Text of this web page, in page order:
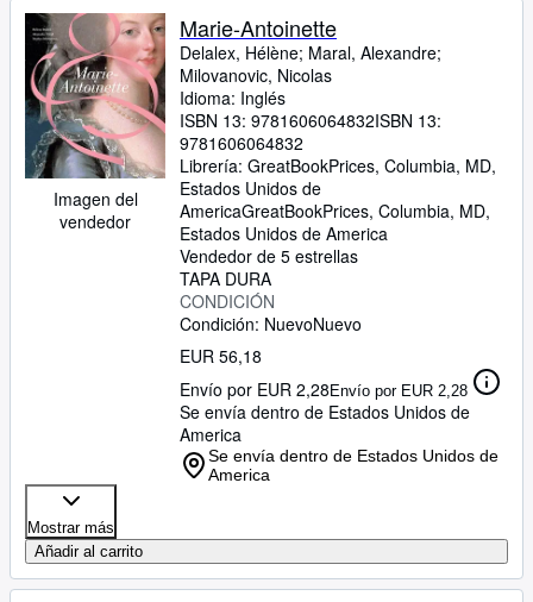
Libros antiguos
Arte y coleccionismo
Vendedores
Comenzar a vender
Ayuda
CERRAR
Imagen del
vendedor
Marie-Antoinette
Delalex, Hélène; Maral, Alexandre;
Milovanovic, Nicolas
Idioma: Inglés
ISBN 13: 9781606064832ISBN 13:
9781606064832
Librería: GreatBookPrices, Columbia, MD,
Estados Unidos de
AmericaGreatBookPrices, Columbia, MD,
Estados Unidos de America
Vendedor de 5 estrellas
TAPA DURA
CONDICIÓN
Condición: NuevoNuevo
EUR 56,18
Envío por EUR 2,28Envío por EUR 2,28
Se envía dentro de Estados Unidos de
America
Se envía dentro de Estados Unidos de
America
Mostrar más
Añadir al carrito